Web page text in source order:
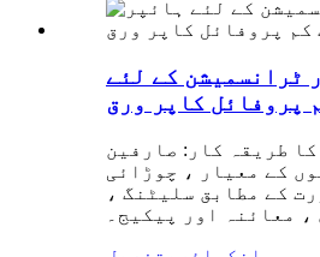
ٹرانسمیشن کے لئے
پروفائل کاپر ورق
طریقہ کار: صارفین
کے معیار ، چوڑائی
کے مطابق سلیٹنگ ،
، معائنہ اور پیکیج۔